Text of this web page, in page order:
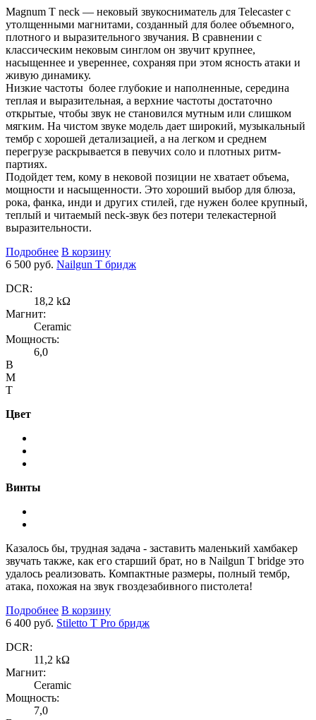
Magnum T neck — нековый звукосниматель для Telecaster с
утолщенными магнитами, созданный для более объемного,
плотного и выразительного звучания. В сравнении с
классическим нековым синглом он звучит крупнее,
насыщеннее и увереннее, сохраняя при этом ясность атаки и
живую динамику.
Низкие частоты более глубокие и наполненные, середина
теплая и выразительная, а верхние частоты достаточно
открытые, чтобы звук не становился мутным или слишком
мягким. На чистом звуке модель дает широкий, музыкальный
тембр с хорошей детализацией, а на легком и среднем
перегрузе раскрывается в певучих соло и плотных ритм-
партиях.
Подойдет тем, кому в нековой позиции не хватает объема,
мощности и насыщенности. Это хороший выбор для блюза,
рока, фанка, инди и других стилей, где нужен более крупный,
теплый и читаемый neck-звук без потери телекастерной
выразительности.
Подробнее В корзину
6 500 руб. Nailgun T бридж
DCR:
18,2 kΩ
Магнит:
Ceramic
Мощность:
6,0
B
M
T
Цвет
Винты
Казалось бы, трудная задача - заставить маленький хамбакер
звучать также, как его старший брат, но в Nailgun T bridge это
удалось реализовать. Компактные размеры, полный тембр,
атака, похожая на звук гвоздезабивного пистолета!
Подробнее В корзину
6 400 руб. Stiletto T Pro бридж
DCR:
11,2 kΩ
Магнит:
Ceramic
Мощность:
7,0